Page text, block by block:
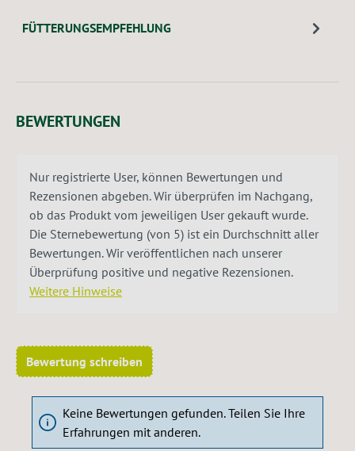
FÜTTERUNGSEMPFEHLUNG
BEWERTUNGEN
Nur registrierte User, können Bewertungen und
Rezensionen abgeben. Wir überprüfen im Nachgang,
ob das Produkt vom jeweiligen User gekauft wurde.
Die Sternebewertung (von 5) ist ein Durchschnitt aller
Bewertungen. Wir veröffentlichen nach unserer
Überprüfung positive und negative Rezensionen.
Weitere Hinweise
Bewertung schreiben
Keine Bewertungen gefunden. Teilen Sie Ihre
Erfahrungen mit anderen.